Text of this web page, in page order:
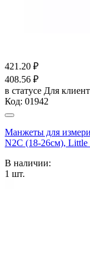
421.20 ₽
408.56 ₽
в статусе Для
Код: 01942
Манжеты для
N2C (18-26см),
В наличии:
1 шт.